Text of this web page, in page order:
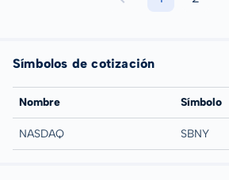
Símbolos de cotización
Nombre Símbolo
NASDAQ SBNY